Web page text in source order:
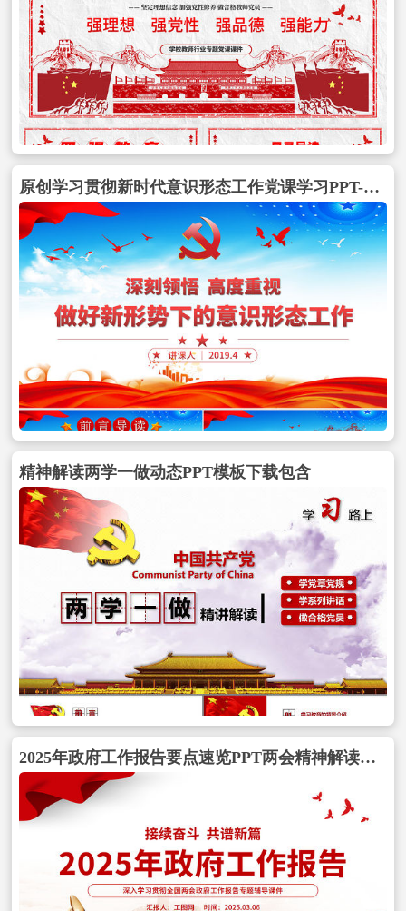
原创学习贯彻新时代意识形态工作党课学习PPT-含讲稿包含
精神解读两学一做动态PPT模板下载包含
2025年政府工作报告要点速览PPT两会精神解读课件包含